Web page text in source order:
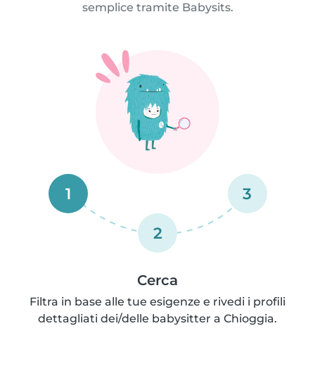
semplice tramite Babysits.
1
2
3
Cerca
Filtra in base alle tue esigenze e rivedi i profili
dettagliati dei/delle babysitter a Chioggia.